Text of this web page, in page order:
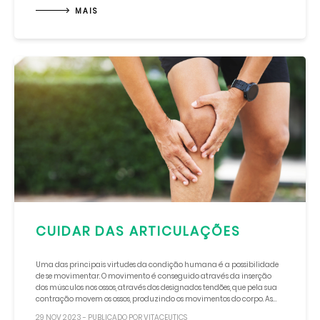
calçado isolante e impermeável. Utilize meias permeáveis, de modo a
espaços fechados;Garanta uma manutenção adequada dos meios
de aquecimento que utiliza, observando as respectivas normas
operativas e de segurança;Beba muitos líquidos, de modo a manter-se
hidratado;Tenha uma alimentação saudável, racional e equilibrada,
recorrendo sempre que necessário aos Suplementos
Alimentares;Diminua o stress na sua vida. O stress afecta o bom
funcionamento do organismo, inclusive do sistema imunológico.
MAIS
CUIDAR DAS ARTICULAÇÕES
Uma das principais virtudes da condição humana é a possibilidade
de se movimentar. O movimento é conseguido através da inserção
dos músculos nos ossos, através dos designados tendões, que pela sua
contração movem os ossos, produzindo os movimentos do corpo. As
29 NOV 2023 - PUBLICADO POR VITACEUTICS